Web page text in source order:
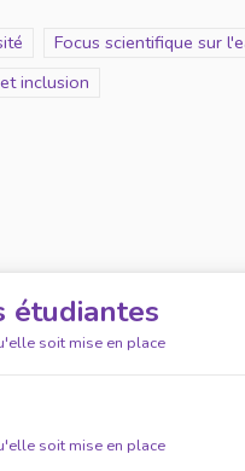
Scope
Focus scientifique sur
inclusion
étudiantes
soit mise en place
soit mise en place